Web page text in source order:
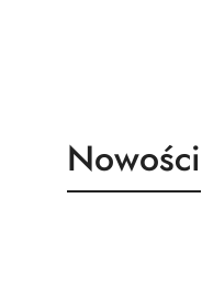
Produkty
o
Nowości
o